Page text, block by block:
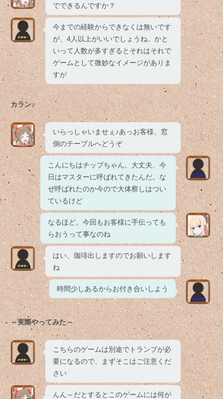
でできるんですか？
今までの経験からできなくは無いです
が、4人以上がいいでしょうね。かと
いって人数が多すぎるとそれはそれで
ゲームとして微妙なイメージがありま
すが
カラン♪
いらっしゃいませぇ♪あっお客様、窓
側のテーブルへどうぞ
こんにちはチップちゃん。大丈夫、今
日はマスターに呼ばれてきたんだ。な
ぜ呼ばれたのか今ので大体察しはつい
ているけど
なるほど。今回もお客様に手伝っても
らおうって事なのね
はい、珈琲出しますのでお願いします
ね
時間少しあるからお付き合いしよう
～実際やってみた～
こちらのゲームは別途でトランプが必
要になるので、まずそこはご注意くだ
さい
んん～だとするとこのゲームには何が